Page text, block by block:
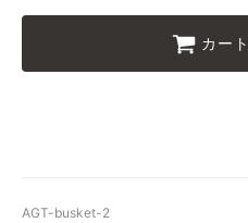
カー
AGT-busket-2